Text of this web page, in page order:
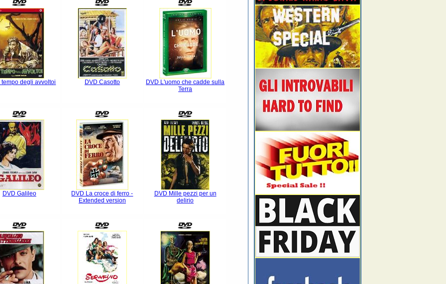
tempo degli avvoltoi DVD Casotto
DVD L'uomo che cadde sulla
Terra
DVD Galileo
DVD La croce di ferro -
Extended version
DVD Mille pezzi per un
delirio